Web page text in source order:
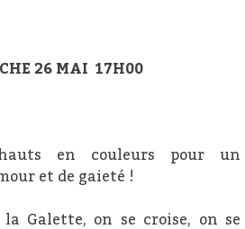
26 MAI 17H00
hauts en couleurs pour un
et de gaieté !
Galette, on se croise, on se